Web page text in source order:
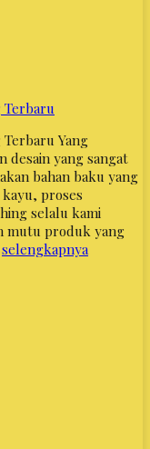
Terbaru
Terbaru Yang
desain yang sangat
bahan baku yang
proses
selalu kami
mutu produk yang
selengkapnya